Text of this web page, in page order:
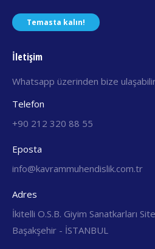
Temasta kalın!
İletişim
Whatsapp üzerinden bize
Telefon
+90 212 320 88 55
Eposta
info@kavrammuhendislik.com.tr
Adres
İkitelli O.S.B. Giyim Sanatkarları
Başakşehir - İSTANBUL